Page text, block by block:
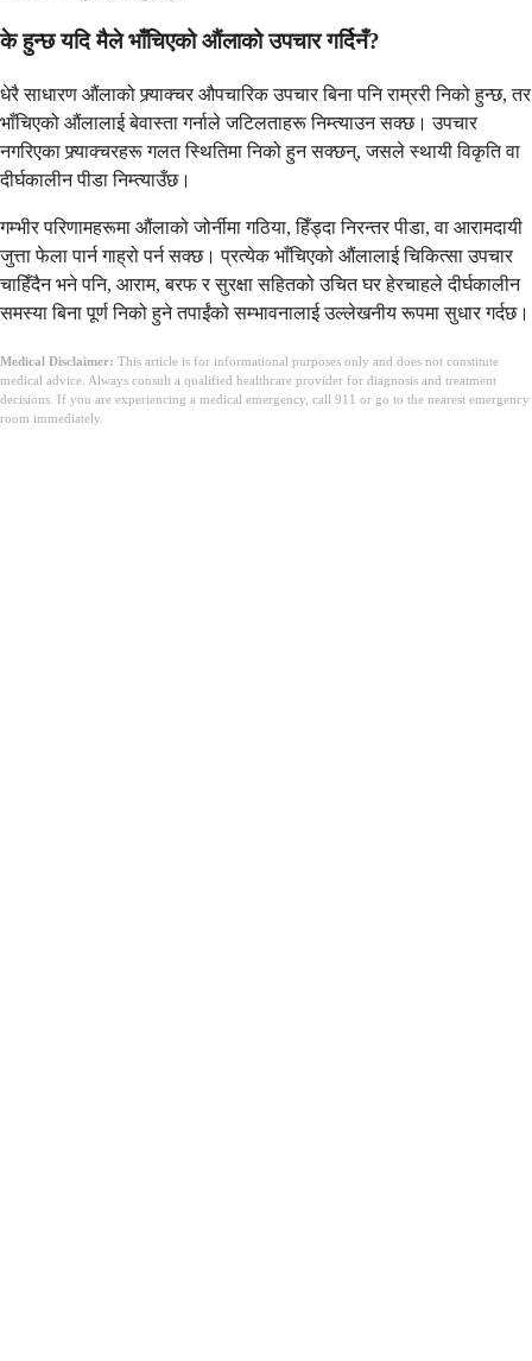
के हुन्छ यदि मैले भाँचिएको औंलाको उपचार गर्दिनँ?
धेरै साधारण औंलाको फ्र्याक्चर औपचारिक उपचार बिना पनि राम्ररी निको हुन्छ, तर
भाँचिएको औंलालाई बेवास्ता गर्नाले जटिलताहरू निम्त्याउन सक्छ। उपचार
नगरिएका फ्र्याक्चरहरू गलत स्थितिमा निको हुन सक्छन्, जसले स्थायी विकृति वा
दीर्घकालीन पीडा निम्त्याउँछ।
गम्भीर परिणामहरूमा औंलाको जोर्नीमा गठिया, हिँड्दा निरन्तर पीडा, वा आरामदायी
जुत्ता फेला पार्न गाह्रो पर्न सक्छ। प्रत्येक भाँचिएको औंलालाई चिकित्सा उपचार
चाहिँदैन भने पनि, आराम, बरफ र सुरक्षा सहितको उचित घर हेरचाहले दीर्घकालीन
समस्या बिना पूर्ण निको हुने तपाईंको सम्भावनालाई उल्लेखनीय रूपमा सुधार गर्दछ।
Medical Disclaimer: This article is for informational purposes only and does not constitute
medical advice. Always consult a qualified healthcare provider for diagnosis and treatment
decisions. If you are experiencing a medical emergency, call 911 or go to the nearest emergency
room immediately.